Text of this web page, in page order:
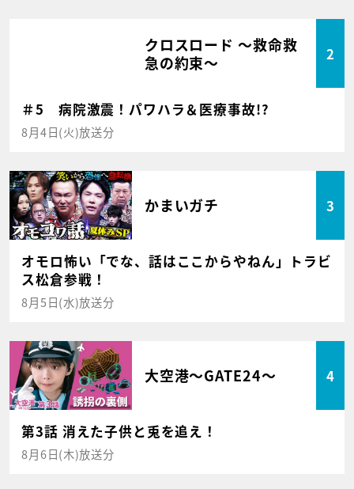
クロスロード ～救命救
急の約束～
2
＃5 病院激震！パワハラ＆医療事故!?
8月4日(火)放送分
かまいガチ 3
オモロ怖い「でな、話はここからやねん」トラビ
ス松倉参戦！
8月5日(水)放送分
大空港～GATE24～ 4
第3話 消えた子供と兎を追え！
8月6日(木)放送分